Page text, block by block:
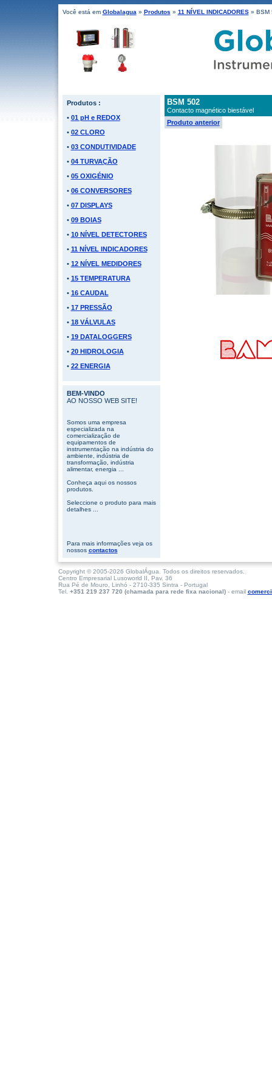
Você está em Globalagua » Produtos » 11 NÍVEL INDICADORES» BSM
Produtos :
• 01 pH e REDOX
• 02 CLORO
• 03 CONDUTIVIDADE
• 04 TURVAÇÃO
• 05 OXIGÉNIO
• 06 CONVERSORES
• 07 DISPLAYS
• 09 BOIAS
• 10 NÍVEL DETECTORES
• 11 NÍVEL INDICADORES
• 12 NÍVEL MEDIDORES
• 15 TEMPERATURA
• 16 CAUDAL
• 17 PRESSÃO
• 18 VÁLVULAS
• 19 DATALOGGERS
• 20 HIDROLOGIA
• 22 ENERGIA
BEM-VINDO
AO NOSSO WEB SITE!
Somos uma empresa
especializada na
comercialização de
equipamentos de
instrumentação na indústria do
ambiente, indústria de
transformação, indústria
alimentar, energia ...
Conheça aqui os nossos
produtos.
Seleccione o produto para mais
detalhes ...
Para mais informações veja os
nossos contactos
BSM 502
Contacto magnético biestável
Produto anterior
Copyright © 2005-2026 GlobalÁgua. Todos os direitos reservados.
Centro Empresarial Lusoworld II, Pav. 36
Rua Pé de Mouro, Linhó - 2710-335 Sintra - Portugal
Tel. +351 219 237 720 (chamada para rede fixa nacional)- email